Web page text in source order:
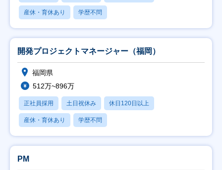
産休・育休あり 学歴不問
開発プロジェクトマネージャー（福岡）
福岡県
512万~896万
正社員採用 土日祝休み 休日120日以上
産休・育休あり 学歴不問
PM